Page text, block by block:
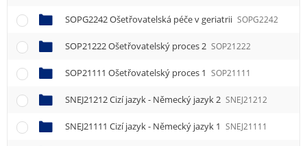
SOPG2242 Ošetřovatelská péče v geriatrii SOPG2242
SOP21222 Ošetřovatelský proces 2 SOP21222
SOP21111 Ošetřovatelský proces 1 SOP21111
SNEJ21212 Cizí jazyk - Německý jazyk 2 SNEJ21212
SNEJ21111 Cizí jazyk - Německý jazyk 1 SNEJ21111